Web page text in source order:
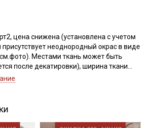
цена снижена (установлена с учетом
неоднородный окрас в виде
Местами ткань может быть
после декатировки), ширина ткани
это при заказе!
хорошо драпируется, пластичная,
диагональному переплетению
благородный блеск. Идеально подходит